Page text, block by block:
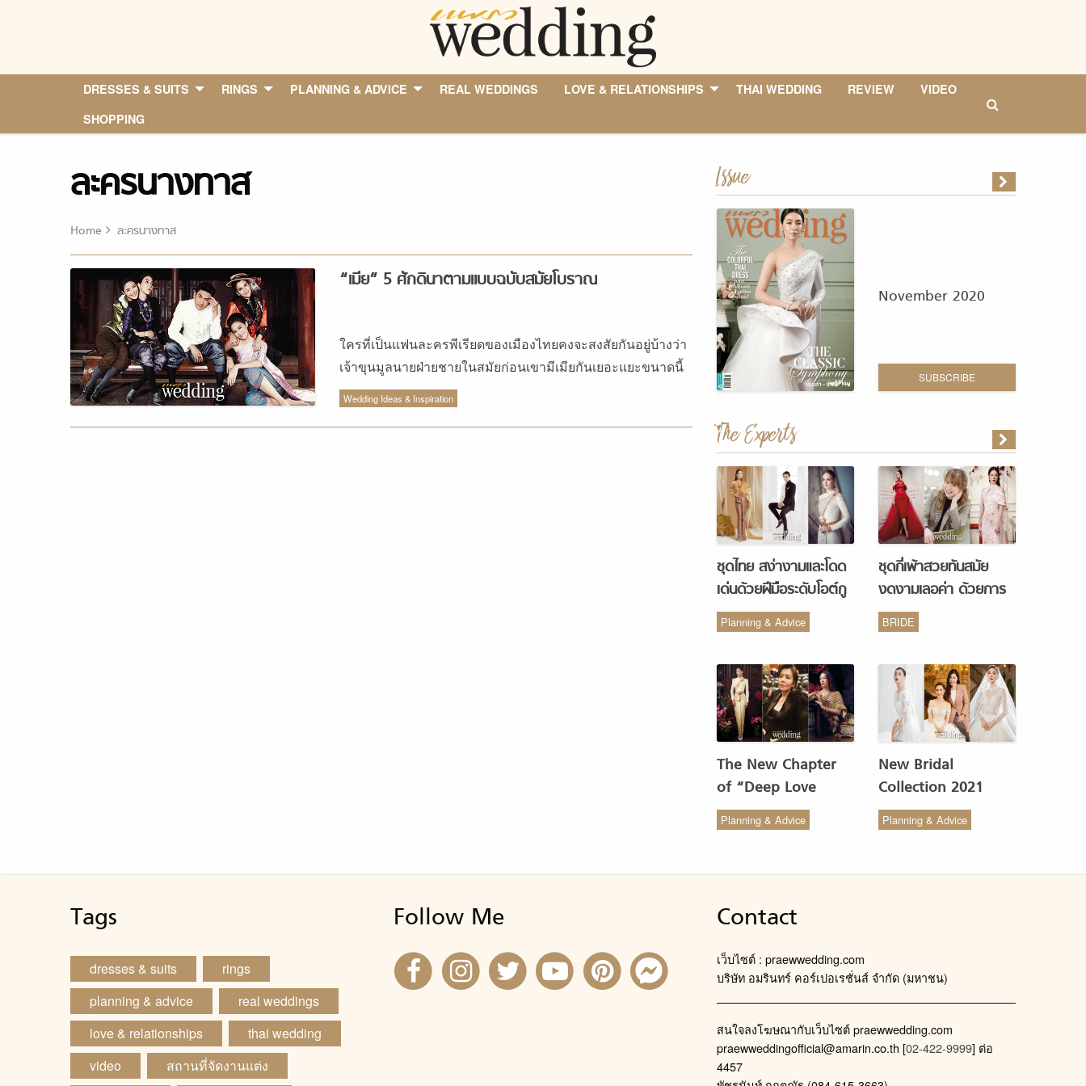
DRESSES & SUITS RINGS PLANNING & ADVICE REAL WEDDINGS LOVE & RELATIONSHIPS THAI WEDDING REVIEW
VIDEO
SHOPPING
ละครนางทาส
Home ละครนางทาส
“เมีย” 5 ศักดินาตามแบบฉบับสมัยโบราณ
ใครที่เป็นแฟนละครพีเรียดของเมืองไทยคงจะสงสัยกันอยู่บ้างว่า
เจ้าขุนมูลนายฝ่ายชายในสมัยก่อนเขามีเมียกันเยอะแยะขนาดนี้
จะนับกันอย่างไรเราเลยไปหาข้อมูลมาให้ค่ะ
Wedding Ideas & Inspiration
Issue
November 2020
SUBSCRIBE
The Experts
ชุดไทย สง่างามและโดด
เด่นด้วยฝีมือระดับโอต์กู
ตูร์ จากห้องเสื้อ Vanus
Couture
Planning & Advice
ชุดกี่เพ้าสวยทันสมัย
งดงามเลอค่า ด้วยการ
รังสรรค์จากห้องเสื้อ
Monique Wedding
BRIDE
The New Chapter
of “Deep Love
Wedding Studio” :
รังสรรค์ผ้าทอของไทยให้
Planning & Advice
New Bridal
Collection 2021
from COCO CHIC
สวย เรียบง่าย สไตล์มินิ
Planning & Advice
Tags
dresses & suits
rings
planning & advice
real weddings
love & relationships
thai wedding
video
สถานที่จัดงานแต่ง
Follow Me Contact
เว็บไซต์ : praewwedding.com
บริษัท อมรินทร์ คอร์เปอเรชั่นส์ จำกัด (มหาชน)
สนใจลงโฆษณากับเว็บไซต์ praewwedding.com
praewweddingofficial@amarin.co.th [02-422-9999] ต่อ
4457